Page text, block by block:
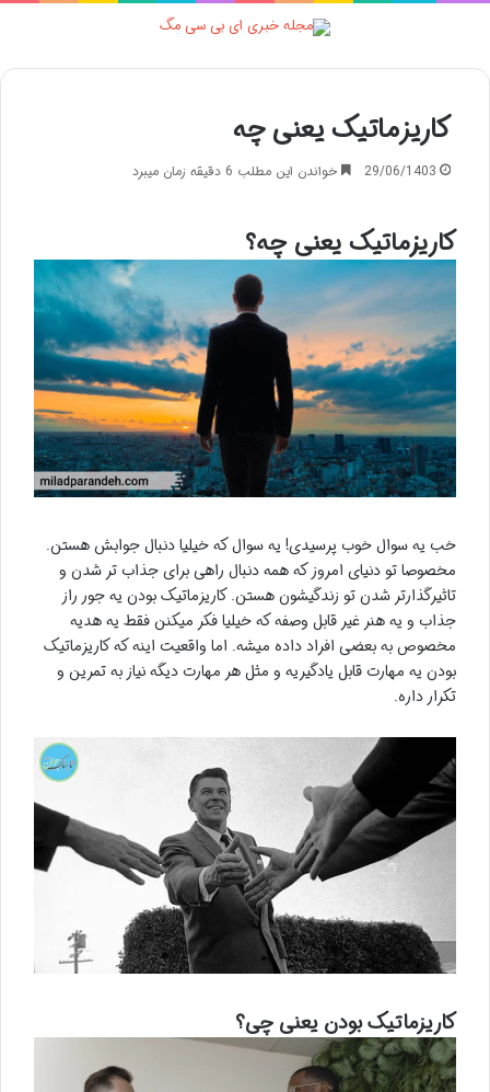
کاریزماتیک یعنی چه
29/06/1403 خواندن این مطلب 6 دقیقه زمان میبرد
کاریزماتیک یعنی چه؟
خب یه سوال خوب پرسیدی! یه سوال که خیلیا دنبال جوابش هستن.
مخصوصا تو دنیای امروز که همه دنبال راهی برای جذاب تر شدن و
تاثیرگذارتر شدن تو زندگیشون هستن. کاریزماتیک بودن یه جور راز
جذاب و یه هنر غیر قابل وصفه که خیلیا فکر میکنن فقط یه هدیه
مخصوص به بعضی افراد داده میشه. اما واقعیت اینه که کاریزماتیک
بودن یه مهارت قابل یادگیریه و مثل هر مهارت دیگه نیاز به تمرین و
تکرار داره.
کاریزماتیک بودن یعنی چی؟